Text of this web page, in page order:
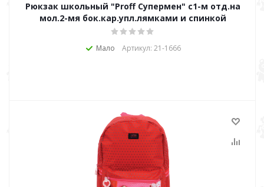
Рюкзак школьный "Proff Супермен" с1-м отд.на
мол.2-мя бок.кар.упл.лямками и спинкой
Мало Артикул: 21-1666